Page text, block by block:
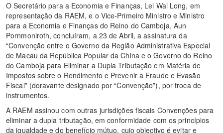
O Secretário para a Economia e Finanças, Lei Wai Long, em
representação da RAEM, e o Vice-Primeiro Ministro e Ministro
para a Economia e Finanças do Reino do Camboja, Aun
Pornmoniroth, concluíram, a 23 de Abril, a assinatura da
“Convenção entre o Governo da Região Administrativa Especial
de Macau da República Popular da China e o Governo do Reino
do Camboja para Eliminar a Dupla Tributação em Matéria de
Impostos sobre o Rendimento e Prevenir a Fraude e Evasão
Fiscal” (doravante designado por “Convenção”), por troca de
instrumentos.
A RAEM assinou com outras jurisdições fiscais Convenções para
eliminar a dupla tributação, em conformidade com os princípios
da igualdade e do benefício mútuo, cujo objectivo é evitar e